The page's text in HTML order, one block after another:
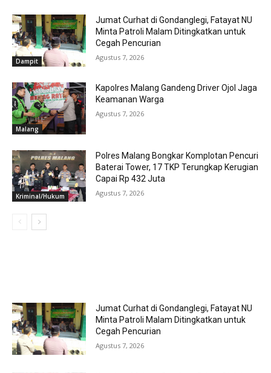
Dampit
Jumat Curhat di Gondanglegi, Fatayat NU
Minta Patroli Malam Ditingkatkan untuk
Cegah Pencurian
Agustus 7, 2026
Malang
Kapolres Malang Gandeng Driver Ojol Jaga
Keamanan Warga
Agustus 7, 2026
Kriminal/Hukum
Polres Malang Bongkar Komplotan Pencuri
Baterai Tower, 17 TKP Terungkap Kerugian
Capai Rp 432 Juta
Agustus 7, 2026
Jumat Curhat di Gondanglegi, Fatayat NU
Minta Patroli Malam Ditingkatkan untuk
Cegah Pencurian
Agustus 7, 2026